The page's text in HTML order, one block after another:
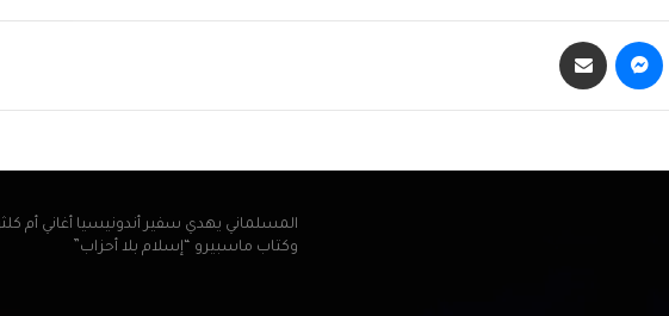
سكايب ماسنجر
المسلماني يهدي سفير أندونيسيا أغاني أم
وكتاب ماسبيرو “إسلام بلا أحزاب”